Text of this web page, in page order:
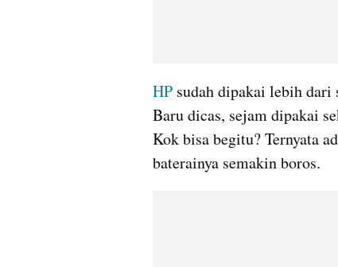
HP sudah dipakai lebih dari
Baru dicas, sejam dipakai
Kok bisa begitu? Ternyata
baterainya semakin boros.